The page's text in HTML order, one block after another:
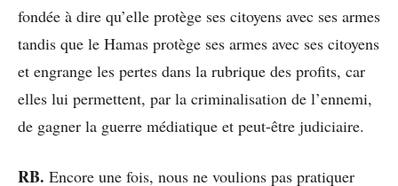
fondée à dire qu’elle protège ses citoyens avec ses armes
tandis que le Hamas protège ses armes avec ses citoyens
et engrange les pertes dans la rubrique des profits, car
elles lui permettent, par la criminalisation de l’ennemi,
de gagner la guerre médiatique et peut-être judiciaire.
RB. Encore une fois, nous ne voulions pas pratiquer